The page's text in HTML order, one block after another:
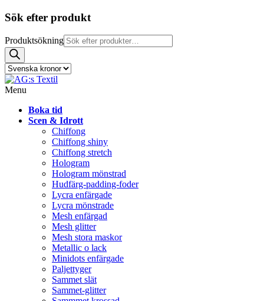
Sök efter produkt
Produktsökning
Menu
Boka tid
Scen & Idrott
Chiffong
Chiffong shiny
Chiffong stretch
Hologram
Hologram mönstrad
Hudfärg-padding-foder
Lycra enfärgade
Lycra mönstrade
Mesh enfärgad
Mesh glitter
Mesh stora maskor
Metallic o lack
Minidots enfärgade
Paljettyger
Sammet slät
Sammet-glitter